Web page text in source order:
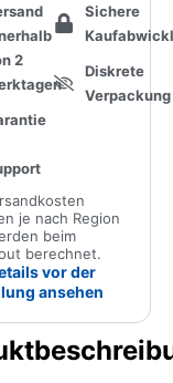
2
Sichere
Diskrete
Verpackung
je nach Region
beim
berechnet.
vor der
ansehen